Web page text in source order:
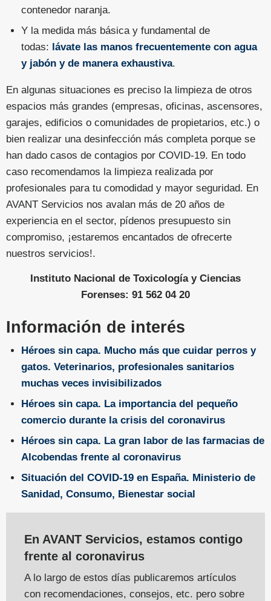
contenedor naranja.
Y la medida más básica y fundamental de
todas: lávate las manos frecuentemente con agua
y jabón y de manera exhaustiva.
En algunas situaciones es preciso la limpieza de otros
espacios más grandes (empresas, oficinas, ascensores,
garajes, edificios o comunidades de propietarios, etc.) o
bien realizar una desinfección más completa porque se
han dado casos de contagios por COVID-19. En todo
caso recomendamos la limpieza realizada por
profesionales para tu comodidad y mayor seguridad. En
AVANT Servicios nos avalan más de 20 años de
experiencia en el sector, pídenos presupuesto sin
compromiso, ¡estaremos encantados de ofrecerte
nuestros servicios!.
Instituto Nacional de Toxicología y Ciencias
Forenses: 91 562 04 20
Información de interés
Héroes sin capa. Mucho más que cuidar perros y
gatos. Veterinarios, profesionales sanitarios
muchas veces invisibilizados
Héroes sin capa. La importancia del pequeño
comercio durante la crisis del coronavirus
Héroes sin capa. La gran labor de las farmacias de
Alcobendas frente al coronavirus
Situación del COVID-19 en España. Ministerio de
Sanidad, Consumo, Bienestar social
En AVANT Servicios, estamos contigo
frente al coronavirus
A lo largo de estos días publicaremos artículos
con recomendaciones, consejos, etc. pero sobre